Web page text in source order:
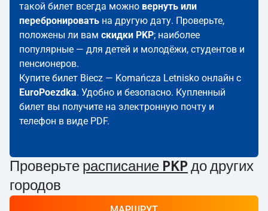
такой билет всегда можно вернуть или
перебронировать на другую дату. Проверьте,
положены ли вам скидки PKP; наиболее
популярные — для детей и молодёжи, студентов и
пенсионеров.
Купите билет Biecz — Komańcza Letnisko онлайн с
EuroPoezdka. Удобно и безопасно. Купленный
билет вы получите на электронную почту и
телефон в виде PDF.
Проверьте расписание PKP до других
городов